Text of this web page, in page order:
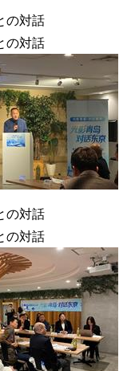
の対話
の対話
の対話
の対話